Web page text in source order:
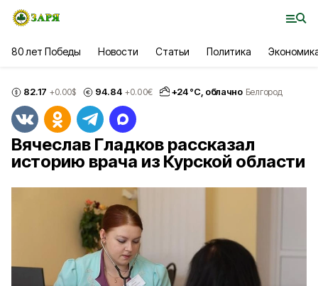
80 лет Победы Новости Статьи Политика
82.17 +0.00$ 94.84 +0.00€ +24°С, облачно Белгород
Вячеслав Гладков рассказал
историю врача из Курской области